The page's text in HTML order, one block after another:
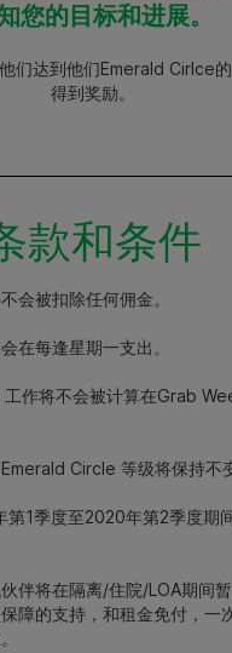
您的目标和进展。
们达到他们Emerald Cirlce
得到奖励。
款和条件
会被扣除任何佣金。
在每逢星期一支出。
作将不会被计算在Grab
Circle 等级将保持不
第1季度至2020年第2季度期
伴将在隔离/住院/LOA期间
障的支持，和租金免付，一